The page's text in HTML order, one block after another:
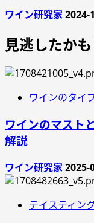
ワイン研究家2024-
見逃したか
ワインのタイ
ワインのマスト
解説
ワイン研究家2025-
テイスティン